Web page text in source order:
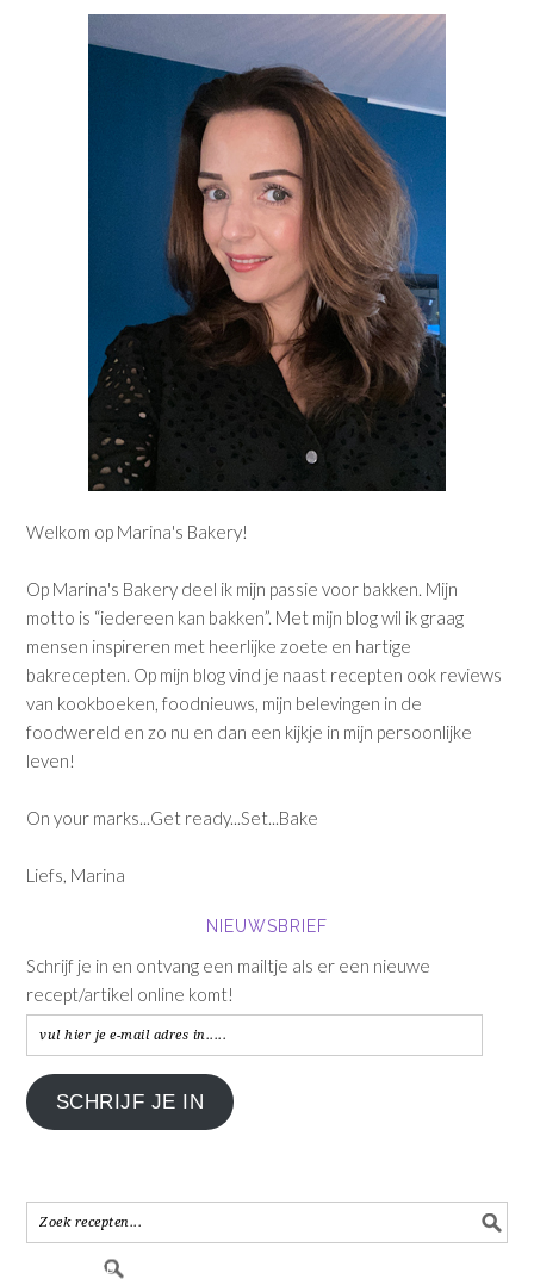
Welkom op Marina's Bakery!
Op Marina's Bakery deel ik mijn passie voor bakken. Mijn
motto is “iedereen kan bakken”. Met mijn blog wil ik graag
mensen inspireren met heerlijke zoete en hartige
bakrecepten. Op mijn blog vind je naast recepten ook reviews
van kookboeken, foodnieuws, mijn belevingen in de
foodwereld en zo nu en dan een kijkje in mijn persoonlijke
leven!
On your marks...Get ready...Set...Bake
Liefs, Marina
NIEUWSBRIEF
Schrijf je in en ontvang een mailtje als er een nieuwe
recept/artikel online komt!
vul
hier
je
e-
in.....
SCHRIJF JE IN